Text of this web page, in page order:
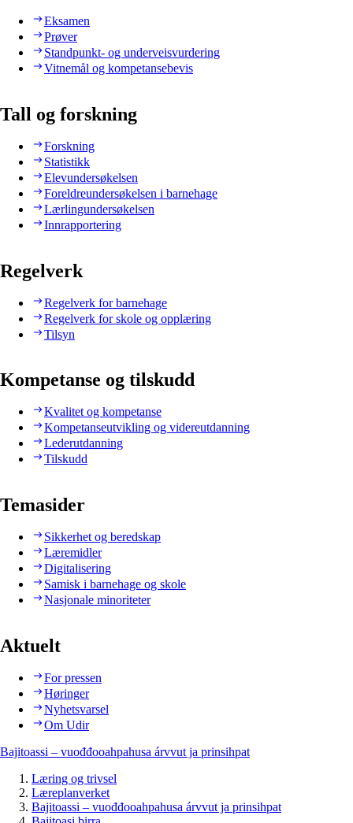
Eksamen
Prøver
Standpunkt- og underveisvurdering
Vitnemål og kompetansebevis
Tall og forskning
Forskning
Statistikk
Elevundersøkelsen
Foreldreundersøkelsen i barnehage
Lærlingundersøkelsen
Innrapportering
Regelverk
Regelverk for barnehage
Regelverk for skole og opplæring
Tilsyn
Kompetanse og tilskudd
Kvalitet og kompetanse
Kompetanseutvikling og videreutdanning
Lederutdanning
Tilskudd
Temasider
Sikkerhet og beredskap
Læremidler
Digitalisering
Samisk i barnehage og skole
Nasjonale minoriteter
Aktuelt
For pressen
Høringer
Nyhetsvarsel
Om Udir
Bajitoassi – vuođđooahpahusa árvvut ja prinsihpat
Læring og trivsel
Læreplanverket
Bajitoassi – vuođđooahpahusa árvvut ja prinsihpat